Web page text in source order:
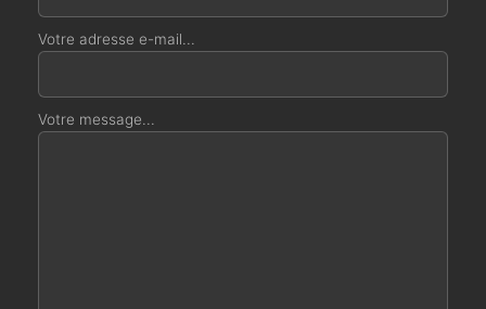
Votre adresse e-mail...
Votre message...